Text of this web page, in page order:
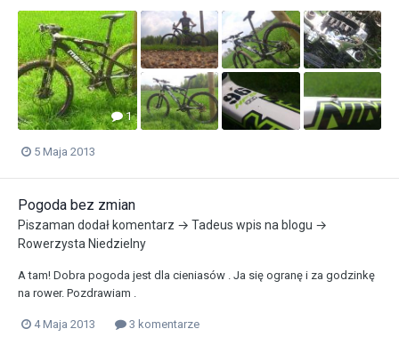
1
5 Maja 2013
Pogoda bez zmian
Piszaman dodał komentarz → Tadeus wpis na blogu →
Rowerzysta Niedzielny
A tam! Dobra pogoda jest dla cieniasów . Ja się ogranę i za godzinkę
na rower. Pozdrawiam .
4 Maja 2013 3 komentarze